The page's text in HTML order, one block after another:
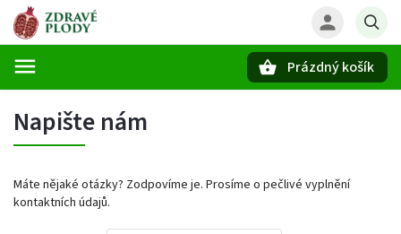
Prázdný košík
Napište nám
Máte nějaké otázky? Zodpovíme je. Prosíme o pečlivé vyplnění
kontaktních údajů.